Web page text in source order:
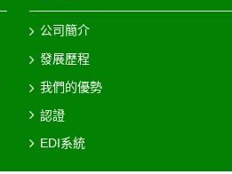
公司簡介
發展歷程
我們的優勢
認證
EDI系統